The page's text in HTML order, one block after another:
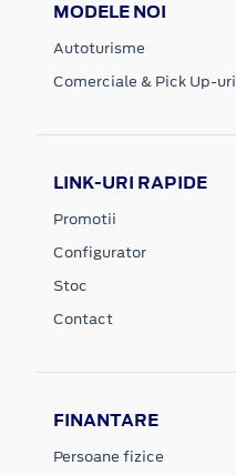
MODELE NOI
Autoturisme
Comerciale & Pick Up-uri
LINK-URI RAPIDE
Promotii
Configurator
Stoc
Contact
FINANTARE
Persoane fizice